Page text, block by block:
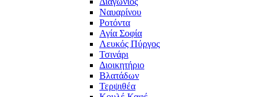
Ναυαρίνου
Ροτόντα
Αγία Σοφία
Λευκός Πύργος
Τσινάρι
Διοικητήριο
Βλατάδων
Τερψιθέα